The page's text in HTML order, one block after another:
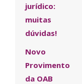
jurídico:
muitas
dúvidas!
Novo
Provimento
da OAB